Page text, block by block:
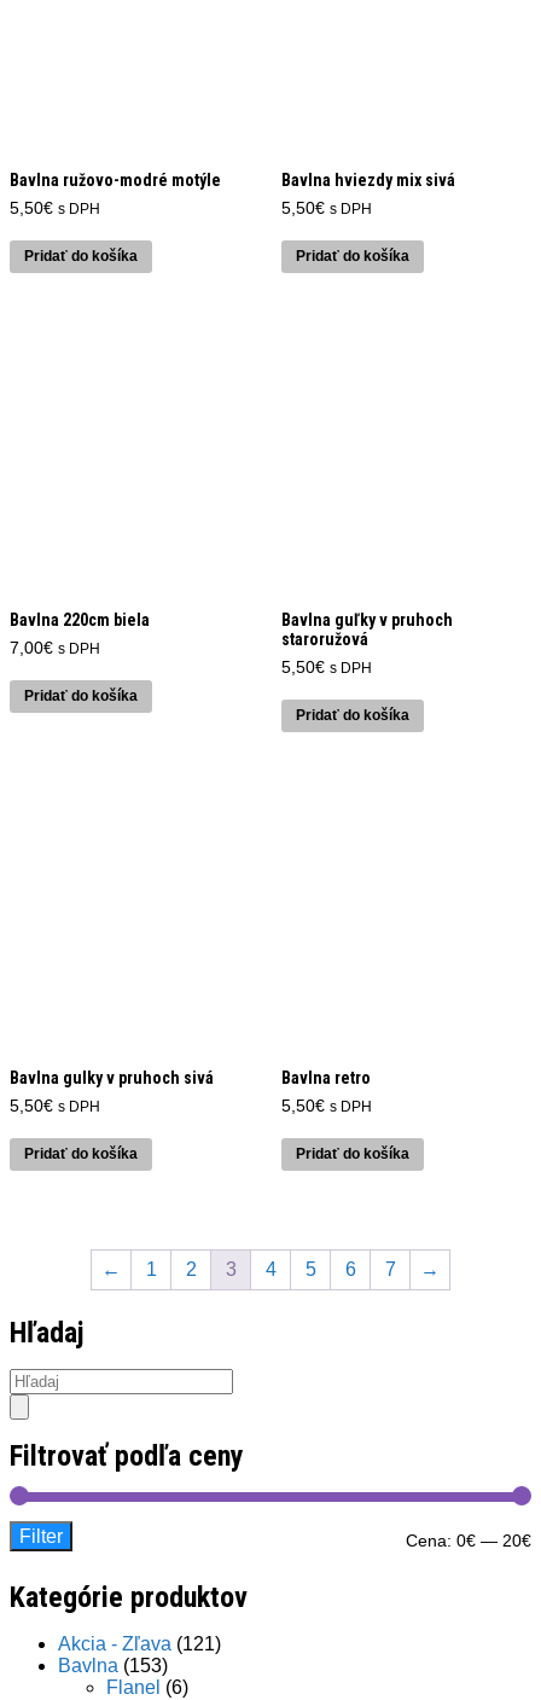
Bavlna ružovo-modré motýle
5,50€ s DPH
Pridať do košíka
Bavlna hviezdy mix sivá
5,50€ s DPH
Pridať do košíka
Bavlna 220cm biela
7,00€ s DPH
Pridať do košíka
Bavlna guľky v pruhoch
staroružová
5,50€ s DPH
Pridať do košíka
Bavlna gulky v pruhoch sivá
5,50€ s DPH
Pridať do košíka
Bavlna retro
5,50€ s DPH
Pridať do košíka
← 1 2 3 4 5 6 7 →
Hľadaj
Products
search
Filtrovať podľa ceny
Filter Cena: 0€ — 20€
Kategórie produktov
Akcia - Zľava (121)
Bavlna (153)
Flanel (6)